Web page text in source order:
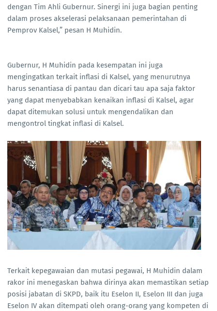
dengan Tim Ahli Gubernur. Sinergi ini juga bagian penting
dalam proses akselerasi pelaksanaan pemerintahan di
Pemprov Kalsel,” pesan H Muhidin.
Gubernur, H Muhidin pada kesempatan ini juga
mengingatkan terkait inflasi di Kalsel, yang menurutnya
harus senantiasa di pantau dan dicari tau apa saja faktor
yang dapat menyebabkan kenaikan inflasi di Kalsel, agar
dapat ditemukan solusi untuk mengendalikan dan
mengontrol tingkat inflasi di Kalsel.
Terkait kepegawaian dan mutasi pegawai, H Muhidin dalam
rakor ini menegaskan bahwa dirinya akan memastikan setiap
posisi jabatan di SKPD, baik itu Eselon II, Eselon III dan juga
Eselon IV akan ditempati oleh orang-orang yang kompeten di